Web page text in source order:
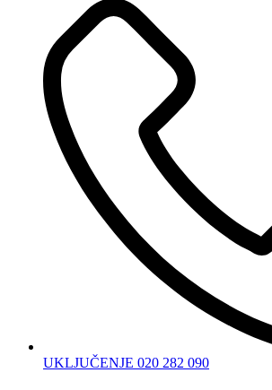
UKLJUČENJE 020 282 090